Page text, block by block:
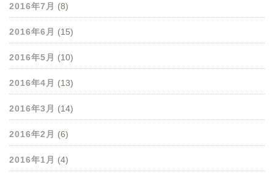
2016年7月 (8)
2016年6月 (15)
2016年5月 (10)
2016年4月 (13)
2016年3月 (14)
2016年2月 (6)
2016年1月 (4)